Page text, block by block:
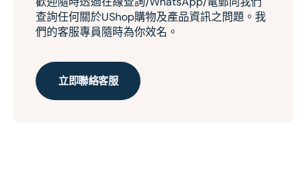
查詢任何關於UShop購物及產品資訊之問題。我
們的客服專員隨時為你效名。
立即聯絡客服